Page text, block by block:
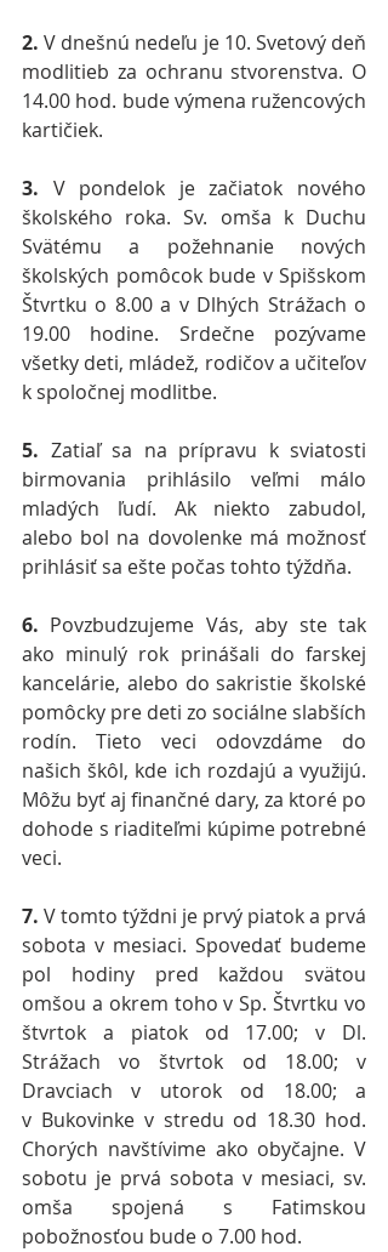
2. V dnešnú nedeľu je 10. Svetový deň
modlitieb za ochranu stvorenstva. O
14.00 hod. bude výmena ružencových
kartičiek.
3. V pondelok je začiatok nového
školského roka. Sv. omša k Duchu
Svätému a požehnanie nových
školských pomôcok bude v Spišskom
Štvrtku o 8.00 a v Dlhých Strážach o
19.00 hodine. Srdečne pozývame
všetky deti, mládež, rodičov a učiteľov
k spoločnej modlitbe.
5. Zatiaľ sa na prípravu k sviatosti
birmovania prihlásilo veľmi málo
mladých ľudí. Ak niekto zabudol,
alebo bol na dovolenke má možnosť
prihlásiť sa ešte počas tohto týždňa.
6. Povzbudzujeme Vás, aby ste tak
ako minulý rok prinášali do farskej
kancelárie, alebo do sakristie školské
pomôcky pre deti zo sociálne slabších
rodín. Tieto veci odovzdáme do
našich škôl, kde ich rozdajú a využijú.
Môžu byť aj finančné dary, za ktoré po
dohode s riaditeľmi kúpime potrebné
veci.
7. V tomto týždni je prvý piatok a prvá
sobota v mesiaci. Spovedať budeme
pol hodiny pred každou svätou
omšou a okrem toho v Sp. Štvrtku vo
štvrtok a piatok od 17.00; v Dl.
Strážach vo štvrtok od 18.00; v
Dravciach v utorok od 18.00; a
v Bukovinke v stredu od 18.30 hod.
Chorých navštívime ako obyčajne. V
sobotu je prvá sobota v mesiaci, sv.
omša spojená s Fatimskou
pobožnosťou bude o 7.00 hod.